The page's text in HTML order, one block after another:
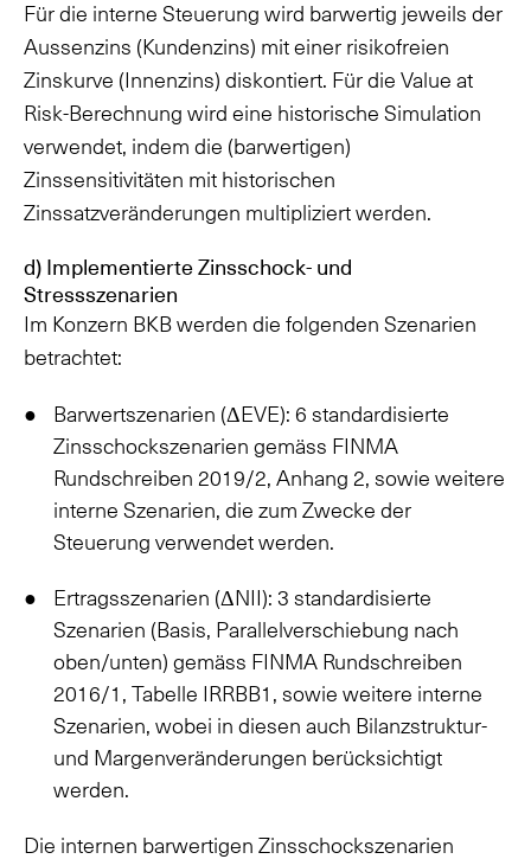
Für die interne Steuerung wird barwertig jeweils der
Aussenzins (Kundenzins) mit einer risikofreien
Zinskurve (Innenzins) diskontiert. Für die Value at
Risk-Berechnung wird eine historische Simulation
verwendet, indem die (barwertigen)
Zinssensitivitäten mit historischen
Zinssatzveränderungen multipliziert werden.
d) Implementierte Zinsschock- und
Stressszenarien
Im Konzern BKB werden die folgenden Szenarien
betrachtet:
Barwertszenarien (ΔEVE): 6 standardisierte
Zinsschockszenarien gemäss FINMA
Rundschreiben 2019/2, Anhang 2, sowie weitere
interne Szenarien, die zum Zwecke der
Steuerung verwendet werden.
Ertragsszenarien (ΔNII): 3 standardisierte
Szenarien (Basis, Parallelverschiebung nach
oben/unten) gemäss FINMA Rundschreiben
2016/1, Tabelle IRRBB1, sowie weitere interne
Szenarien, wobei in diesen auch Bilanzstruktur-
und Margenveränderungen berücksichtigt
werden.
Die internen barwertigen Zinsschockszenarien